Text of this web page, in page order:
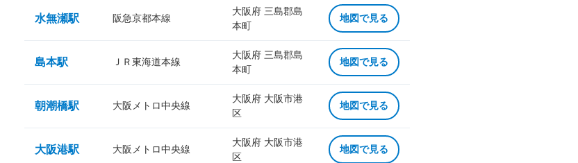
水無瀬駅 阪急京都本線
大阪府 三島郡島
本町
地図で見る
島本駅 ＪＲ東海道本線
大阪府 三島郡島
本町
地図で見る
朝潮橋駅 大阪メトロ中央線
大阪府 大阪市港
区
地図で見る
大阪港駅 大阪メトロ中央線
大阪府 大阪市港
区
地図で見る